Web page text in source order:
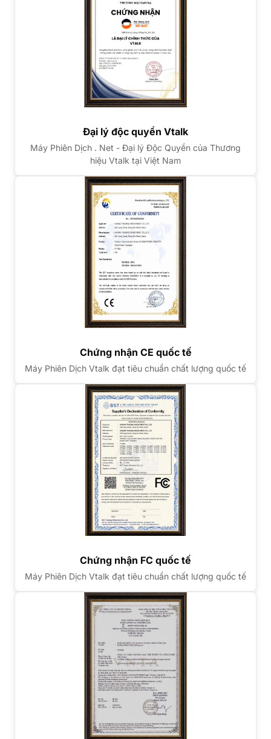
Đại lý độc quyền Vtalk
Máy Phiên Dịch . Net - Đại lý Độc Quyền của Thương
hiệu Vtalk tại Việt Nam
Chứng nhận CE quốc tế
Máy Phiên Dịch Vtalk đạt tiêu chuẩn chất lượng quốc tế
Chứng nhận FC quốc tế
Máy Phiên Dịch Vtalk đạt tiêu chuẩn chất lượng quốc tế